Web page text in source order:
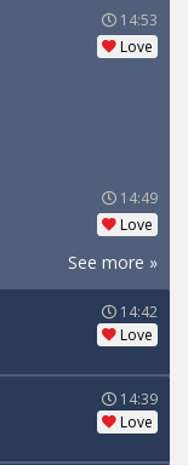
14:53
Love
14:49
Love
See more »
14:42
Love
14:39
Love